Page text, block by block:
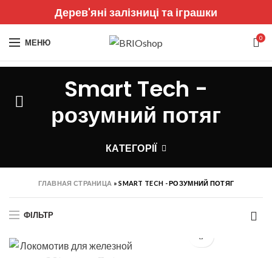
Дерев'яні залізниці та іграшки
МЕНЮ 0
Smart Tech -
розумний потяг
КАТЕГОРІЇ
ГЛАВНАЯ СТРАНИЦА »SMART TECH - РОЗУМНИЙ ПОТЯГ
ФІЛЬТР